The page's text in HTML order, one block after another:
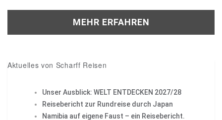
MEHR ERFAHREN
Aktuelles von Scharff Reisen
Unser Ausblick: WELT ENTDECKEN 2027/28
Reisebericht zur Rundreise durch Japan
Namibia auf eigene Faust – ein Reisebericht.